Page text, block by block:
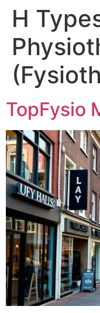
H
TopFysio